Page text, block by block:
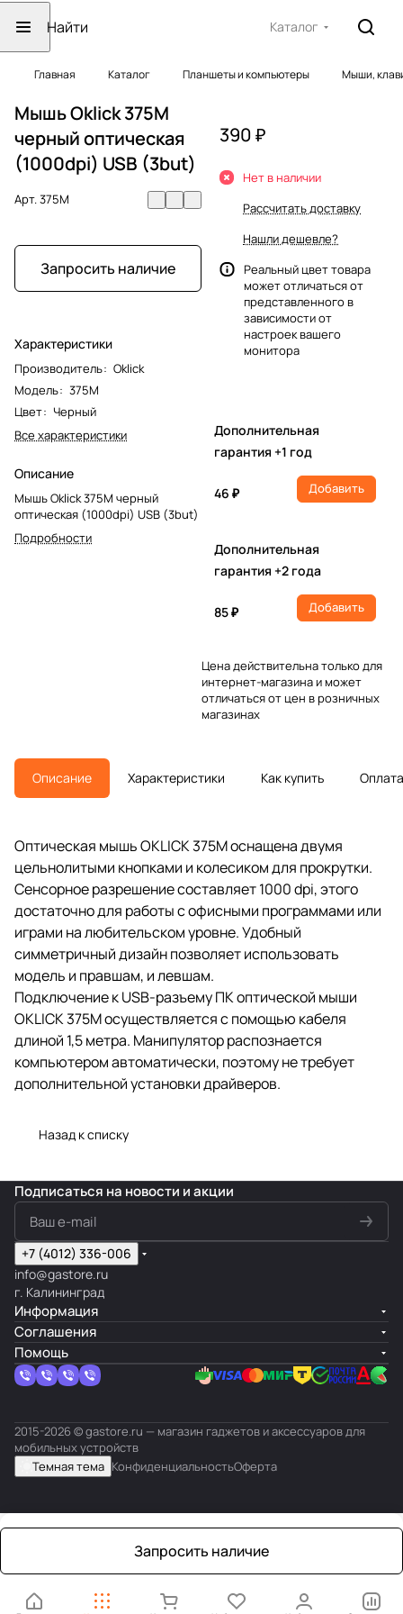
Каталог
Главная Каталог Планшеты и компьютеры Мыши,
Мышь Oklick 375M
черный оптическая
(1000dpi) USB (3but)
Арт.375M
Запросить наличие
Характеристики
Производитель: Oklick
Модель: 375M
Цвет: Черный
Все характеристики
Описание
Мышь Oklick 375M черный
оптическая (1000dpi) USB (3but)
Подробности
390 ₽
Нет в наличии
Рассчитать доставку
Нашли дешевле?
Реальный цвет товара
может отличаться от
представленного в
зависимости от
настроек вашего
монитора
Дополнительная
гарантия +1 год
46 ₽ Добавить
Дополнительная
гарантия +2 года
85 ₽ Добавить
Цена действительна только для
интернет-магазина и может
отличаться от цен в розничных
магазинах
Описание Характеристики Как купить Оплата
Оптическая мышь OKLICK 375M оснащена двумя
цельнолитыми кнопками и колесиком для прокрутки.
Сенсорное разрешение составляет 1000 dpi, этого
достаточно для работы с офисными программами или
играми на любительском уровне. Удобный
симметричный дизайн позволяет использовать
модель и правшам, и левшам.
Подключение к USB-разъему ПК оптической мыши
OKLICK 375M осуществляется с помощью кабеля
длиной 1,5 метра. Манипулятор распознается
компьютером автоматически, поэтому не требует
дополнительной установки драйверов.
Назад к списку
Запросить наличие
Подписаться на новости и акции
+7 (4012) 336-006
info@gastore.ru
г. Калининград
Информация
Соглашения
Помощь
2015-2026 © gastore.ru — магазин гаджетов и аксессуаров для
мобильных устройств
Темная тема КонфиденциальностьОферта